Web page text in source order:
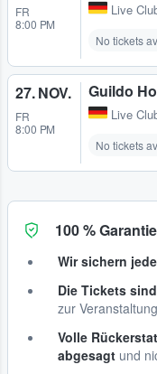
FR
8:00 PM
Live
No tickets
27. NOV.
FR
8:00 PM
Guildo
Live
No tickets
100 % Garantie
Wir sichern
Die Tickets
zur
Volle
abgesagt und